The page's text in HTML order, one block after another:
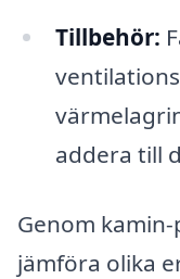
Tillbehör:
addera till
Genom
jämföra olika